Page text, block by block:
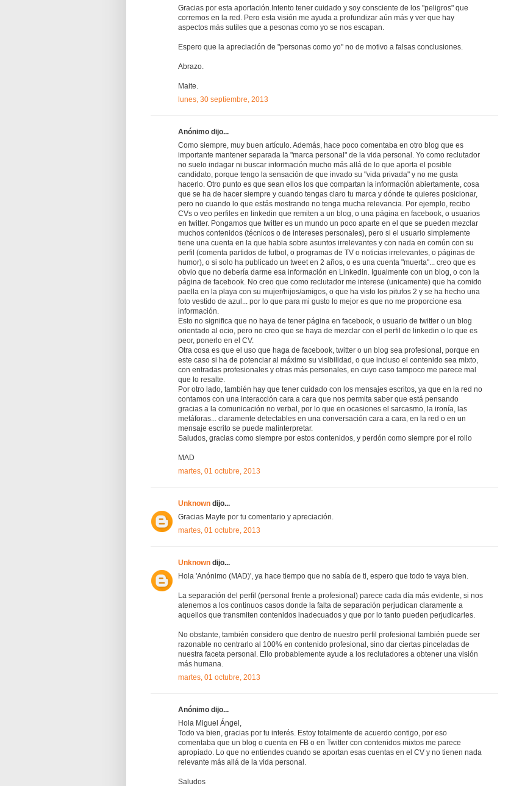
Gracias por esta aportación.Intento tener cuidado y soy consciente de los "peligros" que
corremos en la red. Pero esta visión me ayuda a profundizar aún más y ver que hay
aspectos más sutiles que a pesonas como yo se nos escapan.
Espero que la apreciación de "personas como yo" no de motivo a falsas conclusiones.
Abrazo.
Maite.
lunes, 30 septiembre, 2013
Anónimo dijo...
Como siempre, muy buen artículo. Además, hace poco comentaba en otro blog que es
importante mantener separada la "marca personal" de la vida personal. Yo como reclutador
no suelo indagar ni buscar información mucho más allá de lo que aporta el posible
candidato, porque tengo la sensación de que invado su "vida privada" y no me gusta
hacerlo. Otro punto es que sean ellos los que compartan la información abiertamente, cosa
que se ha de hacer siempre y cuando tengas claro tu marca y dónde te quieres posicionar,
pero no cuando lo que estás mostrando no tenga mucha relevancia. Por ejemplo, recibo
CVs o veo perfiles en linkedin que remiten a un blog, o una página en facebook, o usuarios
en twitter. Pongamos que twitter es un mundo un poco aparte en el que se pueden mezclar
muchos contenidos (técnicos o de intereses personales), pero si el usuario simplemente
tiene una cuenta en la que habla sobre asuntos irrelevantes y con nada en común con su
perfil (comenta partidos de futbol, o programas de TV o noticias irrelevantes, o páginas de
humor), o si solo ha publicado un tweet en 2 años, o es una cuenta "muerta"... creo que es
obvio que no debería darme esa información en Linkedin. Igualmente con un blog, o con la
página de facebook. No creo que como reclutador me interese (unicamente) que ha comido
paella en la playa con su mujer/hijos/amigos, o que ha visto los pitufos 2 y se ha hecho una
foto vestido de azul... por lo que para mi gusto lo mejor es que no me proporcione esa
información.
Esto no significa que no haya de tener página en facebook, o usuario de twitter o un blog
orientado al ocio, pero no creo que se haya de mezclar con el perfil de linkedin o lo que es
peor, ponerlo en el CV.
Otra cosa es que el uso que haga de facebook, twitter o un blog sea profesional, porque en
este caso si ha de potenciar al máximo su visibilidad, o que incluso el contenido sea mixto,
con entradas profesionales y otras más personales, en cuyo caso tampoco me parece mal
que lo resalte.
Por otro lado, también hay que tener cuidado con los mensajes escritos, ya que en la red no
contamos con una interacción cara a cara que nos permita saber que está pensando
gracias a la comunicación no verbal, por lo que en ocasiones el sarcasmo, la ironía, las
metáforas... claramente detectables en una conversación cara a cara, en la red o en un
mensaje escrito se puede malinterpretar.
Saludos, gracias como siempre por estos contenidos, y perdón como siempre por el rollo
MAD
martes, 01 octubre, 2013
Unknown dijo...
Gracias Mayte por tu comentario y apreciación.
martes, 01 octubre, 2013
Unknown dijo...
Hola 'Anónimo (MAD)', ya hace tiempo que no sabía de ti, espero que todo te vaya bien.
La separación del perfil (personal frente a profesional) parece cada día más evidente, si nos
atenemos a los continuos casos donde la falta de separación perjudican claramente a
aquellos que transmiten contenidos inadecuados y que por lo tanto pueden perjudicarles.
No obstante, también considero que dentro de nuestro perfil profesional también puede ser
razonable no centrarlo al 100% en contenido profesional, sino dar ciertas pinceladas de
nuestra faceta personal. Ello probablemente ayude a los reclutadores a obtener una visión
más humana.
martes, 01 octubre, 2013
Anónimo dijo...
Hola Miguel Ángel,
Todo va bien, gracias por tu interés. Estoy totalmente de acuerdo contigo, por eso
comentaba que un blog o cuenta en FB o en Twitter con contenidos mixtos me parece
apropiado. Lo que no entiendes cuando se aportan esas cuentas en el CV y no tienen nada
relevante más allá de la vida personal.
Saludos